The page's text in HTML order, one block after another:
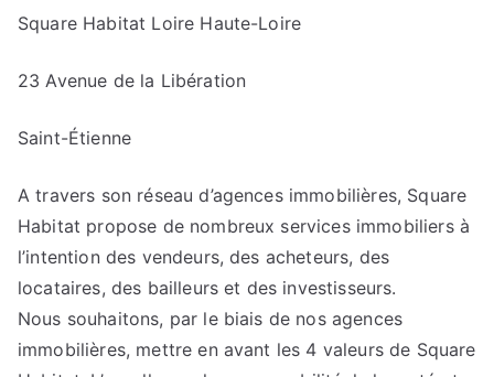
Square Habitat Loire Haute-Loire
23 Avenue de la Libération
Saint-Étienne
A travers son réseau d’agences immobilières, Square
Habitat propose de nombreux services immobiliers à
l’intention des vendeurs, des acheteurs, des
locataires, des bailleurs et des investisseurs.
Nous souhaitons, par le biais de nos agences
immobilières, mettre en avant les 4 valeurs de Square